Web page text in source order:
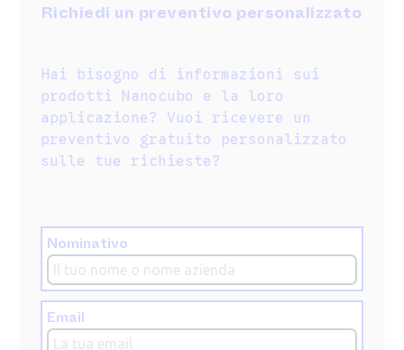
Richiedi un preventivo personalizzato
Hai bisogno di informazioni sui
prodotti Nanocubo e la loro
applicazione? Vuoi ricevere un
preventivo gratuito personalizzato
sulle tue richieste?
Nominativo
Email